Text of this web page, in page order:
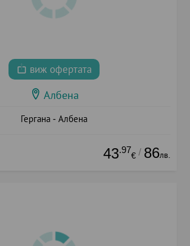
виж офертата
Албена
Гергана - Албена
43.97
€ / 86лв.